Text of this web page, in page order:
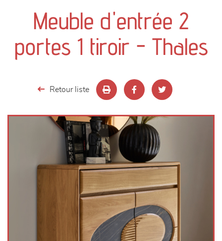
séjours
meubles de complément
décoration
Meuble d'entrée 2
portes 1 tiroir - Thales
Retour liste